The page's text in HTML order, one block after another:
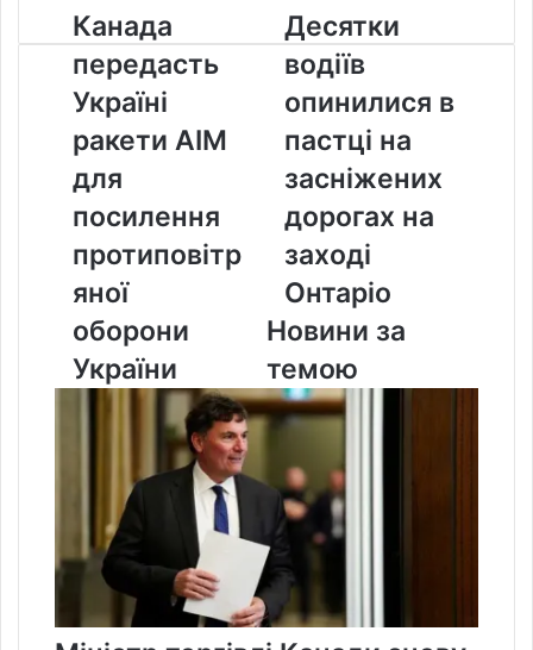
Канада
передасть
Україні
ракети
AIM
для
посилення
протиповітряної
оборони
Канада
передасть
Україні
ракети AIM
для
посилення
протиповітр
яної
оборони
України
Десятки
водіїв
опинилися
в
пастці
на
засніжених
дорогах
на
Онтаріо
Десятки
водіїв
опинилися в
пастці на
засніжених
дорогах на
заході
Онтаріо
Новини за
темою